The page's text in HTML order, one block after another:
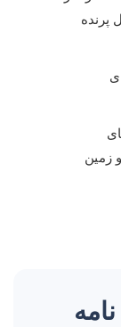
پرنده
زمین